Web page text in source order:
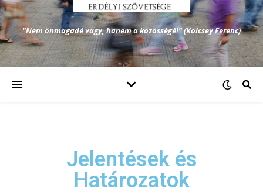
"Nem önmagadé vagy, hanem a közösségé!" (Kölcsey Ferenc)
Jelentések és
Határozatok